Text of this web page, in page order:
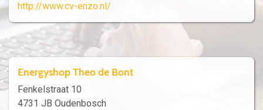
http://www.cv-enzo.nl/
Energyshop Theo de Bont
Fenkelstraat 10
4731 JB Oudenbosch